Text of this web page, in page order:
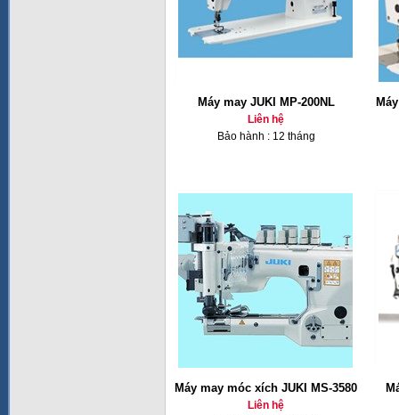
Máy may JUKI MP-200NL
Liên hệ
Bảo hành : 12 tháng
Máy may móc xích JUKI MS-3580
Liên hệ